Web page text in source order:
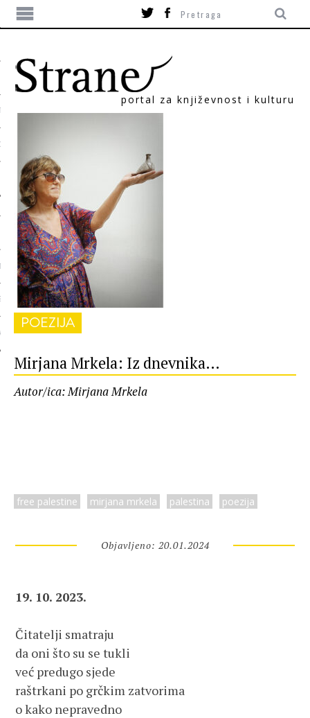
portal za književnost i kulturu
POEZIJA
Mirjana Mrkela: Iz dnevnika…
Autor/ica: Mirjana Mrkela
free palestine mirjana mrkela palestina poezija
Objavljeno: 20.01.2024
19. 10. 2023.
Čitatelji smatraju
da oni što su se tukli
već predugo sjede
raštrkani po grčkim zatvorima
o kako nepravedno